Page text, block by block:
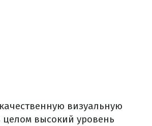
визуальную
высокий уровень